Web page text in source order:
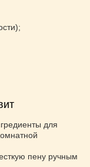
для
пену ручным